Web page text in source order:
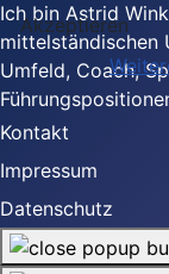
Ich bin Astrid
mittelständischen
Umfeld, Coach,
Kontakt
Impressum
Datenschutz
Akzeptieren